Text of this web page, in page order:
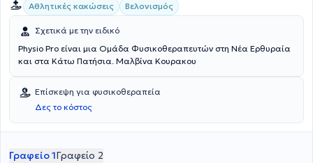
Αθλητικές κακώσεις Βελονισμός
Σχετικά με την ειδικό
Physio Pro είναι μια Ομάδα Φυσικοθεραπευτών στη Νέα Ερθυραία
και στα Κάτω Πατήσια. Μαλβίνα Κουρακου
Επίσκεψη για φυσικοθεραπεία
Δες το κόστος
Γραφείο 1Γραφείο 2